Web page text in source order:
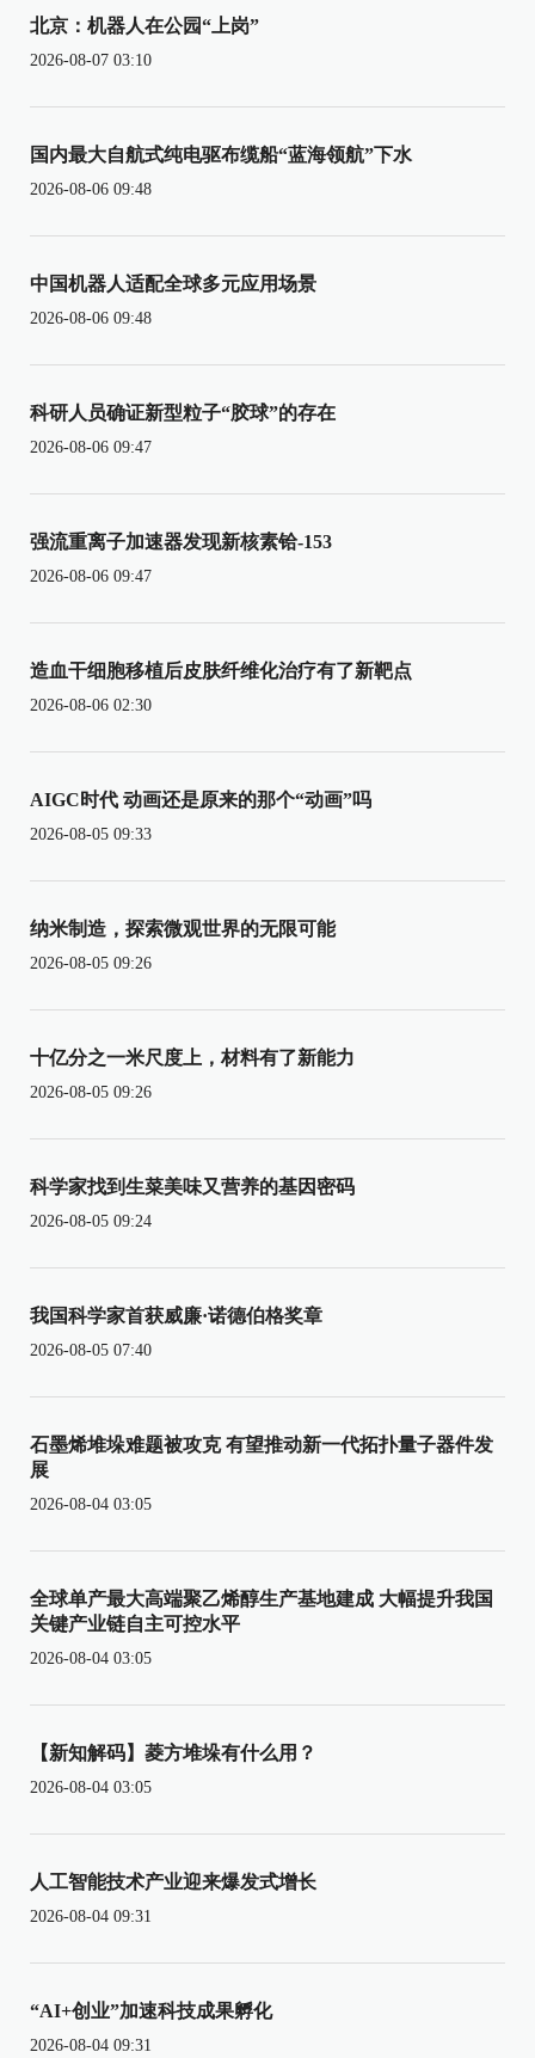
北京：机器人在公园“上岗”
2026-08-07 03:10
国内最大自航式纯电驱布缆船“蓝海领航”下水
2026-08-06 09:48
中国机器人适配全球多元应用场景
2026-08-06 09:48
科研人员确证新型粒子“胶球”的存在
2026-08-06 09:47
强流重离子加速器发现新核素铪-153
2026-08-06 09:47
造血干细胞移植后皮肤纤维化治疗有了新靶点
2026-08-06 02:30
AIGC时代 动画还是原来的那个“动画”吗
2026-08-05 09:33
纳米制造，探索微观世界的无限可能
2026-08-05 09:26
十亿分之一米尺度上，材料有了新能力
2026-08-05 09:26
科学家找到生菜美味又营养的基因密码
2026-08-05 09:24
我国科学家首获威廉·诺德伯格奖章
2026-08-05 07:40
石墨烯堆垛难题被攻克 有望推动新一代拓扑量子器件发
展
2026-08-04 03:05
全球单产最大高端聚乙烯醇生产基地建成 大幅提升我国
关键产业链自主可控水平
2026-08-04 03:05
【新知解码】菱方堆垛有什么用？
2026-08-04 03:05
人工智能技术产业迎来爆发式增长
2026-08-04 09:31
“AI+创业”加速科技成果孵化
2026-08-04 09:31